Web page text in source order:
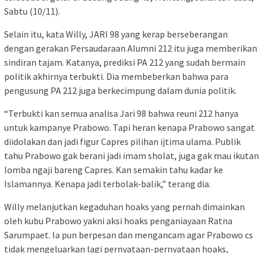
Sabtu (10/11).
Selain itu, kata Willy, JARI 98 yang kerap berseberangan
dengan gerakan Persaudaraan Alumni 212 itu juga memberikan
sindiran tajam. Katanya, prediksi PA 212 yang sudah bermain
politik akhirnya terbukti. Dia membeberkan bahwa para
pengusung PA 212 juga berkecimpung dalam dunia politik.
“Terbukti kan semua analisa Jari 98 bahwa reuni 212 hanya
untuk kampanye Prabowo. Tapi heran kenapa Prabowo sangat
diidolakan dan jadi figur Capres pilihan ijtima ulama. Publik
tahu Prabowo gak berani jadi imam sholat, juga gak mau ikutan
lomba ngaji bareng Capres. Kan semakin tahu kadar ke
Islamannya. Kenapa jadi terbolak-balik,” terang dia.
Willy melanjutkan kegaduhan hoaks yang pernah dimainkan
oleh kubu Prabowo yakni aksi hoaks penganiayaan Ratna
Sarumpaet. Ia pun berpesan dan mengancam agar Prabowo cs
tidak mengeluarkan lagi pernyataan-pernyataan hoaks,